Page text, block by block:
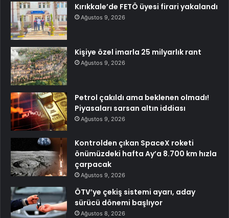
Kırıkkale’de FETÖ üyesi firari yakalandı
Ağustos 9, 2026
Kişiye özel imarla 25 milyarlık rant
Ağustos 9, 2026
Petrol çakıldı ama beklenen olmadı!
Piyasaları sarsan altın iddiası
Ağustos 9, 2026
Kontrolden çıkan SpaceX roketi
önümüzdeki hafta Ay’a 8.700 km hızla
çarpacak
Ağustos 9, 2026
ÖTV’ye çekiş sistemi ayarı, aday
sürücü dönemi başlıyor
Ağustos 8, 2026